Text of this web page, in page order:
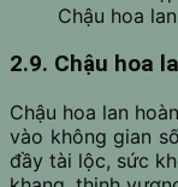
Chậu hoa
2.9. Chậu hoa
Chậu hoa lan
vào không gian
đầy tài lộc, sức